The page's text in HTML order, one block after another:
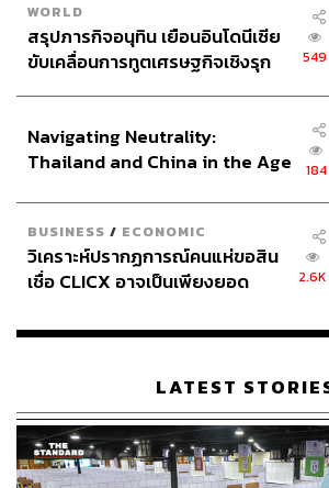
WORLD
สรุปภารกิจอนุทิน เยือนอินโดนีเซีย
ขับเคลื่อนการทูตเศรษฐกิจเชิงรุก
549
Navigating Neutrality:
Thailand and China in the Age
184
BUSINESS / ECONOMIC
วิเคราะห์ปรากฏการณ์คนแห่ขอสิน
เชื่อ CLICX อาจเป็นเพียงยอด
เรือนไทยที่ถูกซุกไว้
2.6K
LATEST